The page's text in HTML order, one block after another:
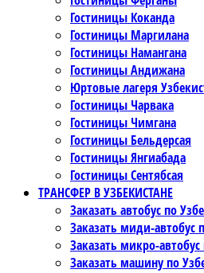
Гостиницы Коканда
Гостиницы Маргилана
Гостиницы Намангана
Гостиницы Андижана
Юртовые лагеря
Гостиницы Чарвака
Гостиницы Чимгана
Гостиницы Бельдерсая
Гостиницы Янгиабада
Гостиницы Сентябсая
ТРАНСФЕР В УЗБЕКИСТАНЕ
Заказать автобус по
Заказать миди-автобус
Заказать микро-автобус
Заказать машину по